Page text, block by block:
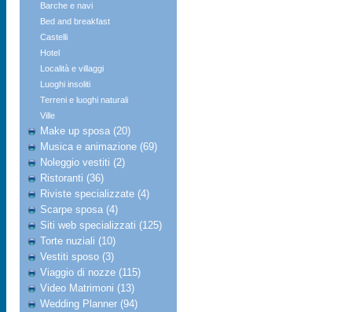
Barche e navi
Bed and breakfast
Castelli
Hotel
Località e villaggi
Luoghi insoliti
Terreni e luoghi naturali
Ville
Make up sposa (20)
Musica e animazione (69)
Noleggio vestiti (2)
Ristoranti (36)
Riviste specializzate (4)
Scarpe sposa (4)
Siti web specializzati (125)
Torte nuziali (10)
Vestiti sposo (3)
Viaggio di nozze (115)
Video Matrimoni (13)
Wedding Planner (94)